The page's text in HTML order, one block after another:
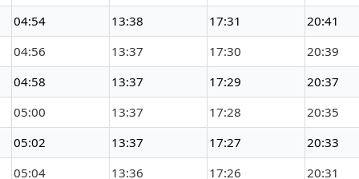
04:54
13:38 17:31
20:41
04:56
13:37 17:30
20:39
04:58
13:37 17:29
20:37
05:00
13:37 17:28
20:35
05:02
13:37 17:27
20:33
05:04
13:36 17:26 20:31